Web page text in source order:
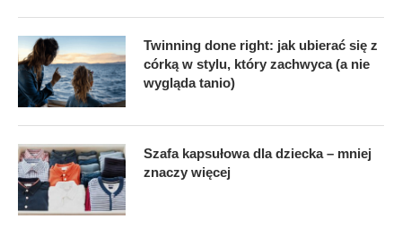
Twinning done right: jak ubierać się z
córką w stylu, który zachwyca (a nie
wygląda tanio)
Szafa kapsułowa dla dziecka – mniej
znaczy więcej